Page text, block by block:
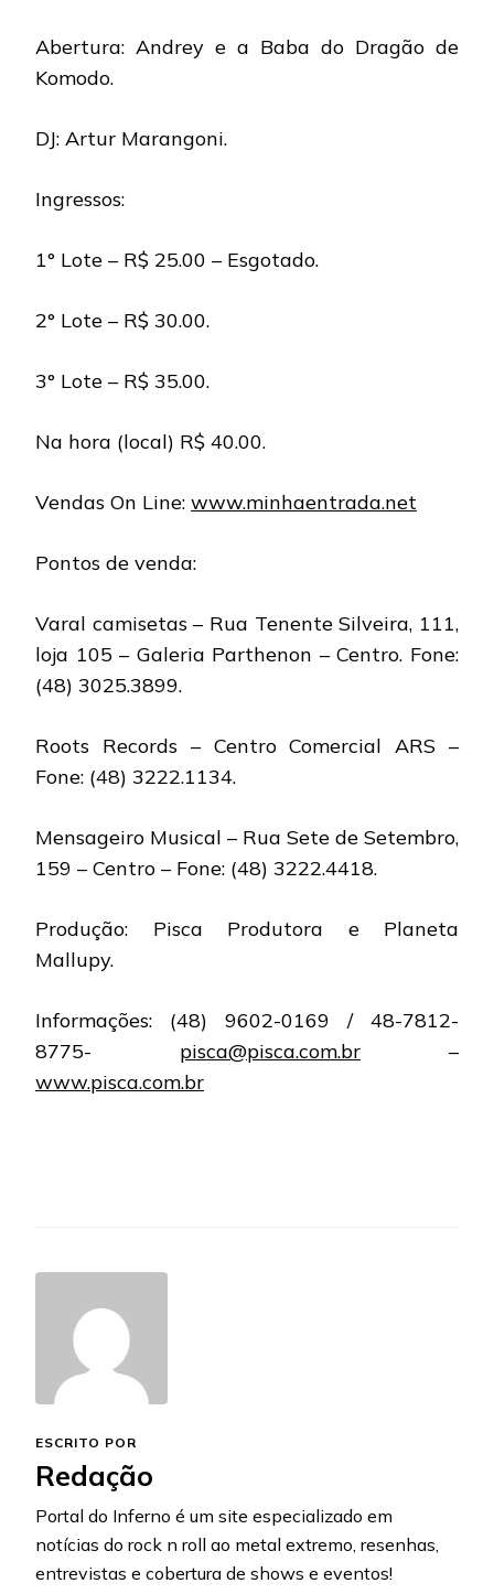
Abertura: Andrey e a Baba do Dragão de
Komodo.
DJ: Artur Marangoni.
Ingressos:
1° Lote – R$ 25.00 – Esgotado.
2° Lote – R$ 30.00.
3° Lote – R$ 35.00.
Na hora (local) R$ 40.00.
Vendas On Line: www.minhaentrada.net
Pontos de venda:
Varal camisetas – Rua Tenente Silveira, 111,
loja 105 – Galeria Parthenon – Centro. Fone:
(48) 3025.3899.
Roots Records – Centro Comercial ARS –
Fone: (48) 3222.1134.
Mensageiro Musical – Rua Sete de Setembro,
159 – Centro – Fone: (48) 3222.4418.
Produção: Pisca Produtora e Planeta
Mallupy.
Informações: (48) 9602-0169 / 48-7812-
8775- pisca@pisca.com.br –
www.pisca.com.br
ESCRITO POR
Redação
Portal do Inferno é um site especializado em
notícias do rock n roll ao metal extremo, resenhas,
entrevistas e cobertura de shows e eventos!